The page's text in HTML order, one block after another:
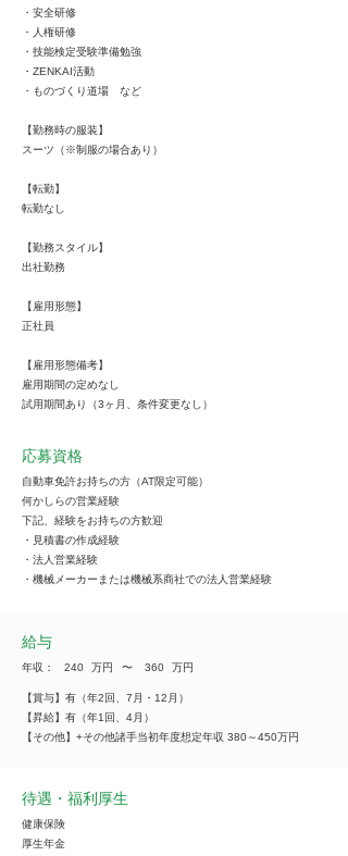
・安全研修
・人権研修
・技能検定受験準備勉強
・ZENKAI活動
・ものづくり道場 など
【勤務時の服装】
スーツ（※制服の場合あり）
【転勤】
転勤なし
【勤務スタイル】
出社勤務
【雇用形態】
正社員
【雇用形態備考】
雇用期間の定めなし
試用期間あり（3ヶ月、条件変更なし）
応募資格
自動車免許お持ちの方（AT限定可能）
何かしらの営業経験
下記、経験をお持ちの方歓迎
・見積書の作成経験
・法人営業経験
・機械メーカーまたは機械系商社での法人営業経験
給与
年収： 240 万円 ​〜 360 万円
【賞与】有（年2回、7月・12月）
【昇給】有（年1回、4月）
【その他】+その他諸手当初年度想定年収 380～450万円
待遇・福利厚生
健康保険
厚生年金